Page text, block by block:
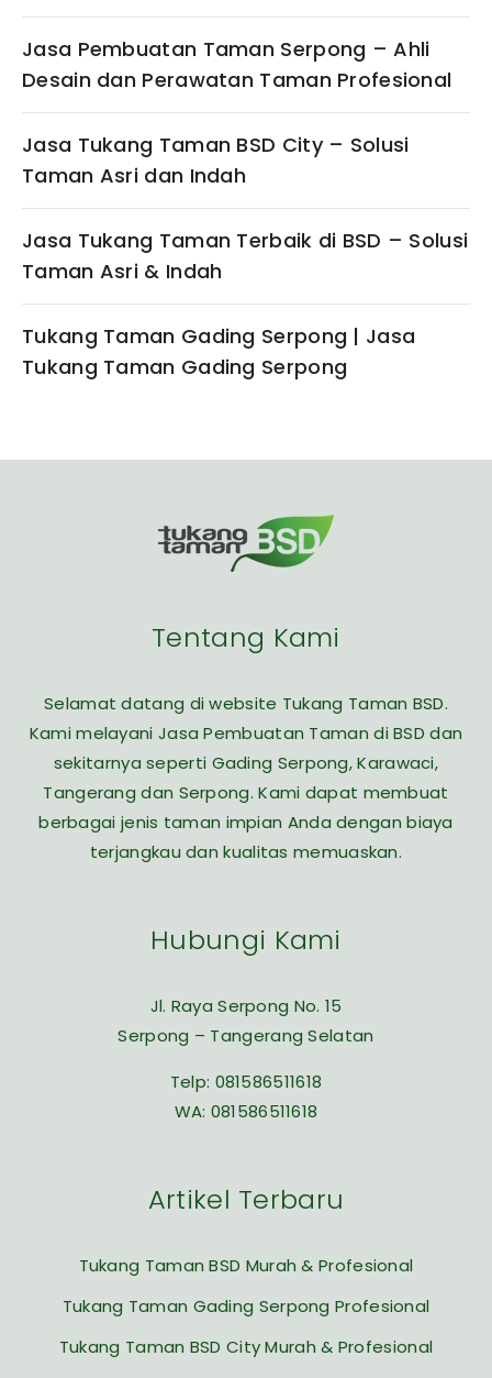
Jasa Pembuatan Taman Serpong – Ahli
Desain dan Perawatan Taman Profesional
Jasa Tukang Taman BSD City – Solusi
Taman Asri dan Indah
Jasa Tukang Taman Terbaik di BSD – Solusi
Taman Asri & Indah
Tukang Taman Gading Serpong | Jasa
Tukang Taman Gading Serpong
Tentang Kami
Selamat datang di website Tukang Taman BSD.
Kami melayani Jasa Pembuatan Taman di BSD dan
sekitarnya seperti Gading Serpong, Karawaci,
Tangerang dan Serpong. Kami dapat membuat
berbagai jenis taman impian Anda dengan biaya
terjangkau dan kualitas memuaskan.
Hubungi Kami
Jl. Raya Serpong No. 15
Serpong – Tangerang Selatan
Telp: 081586511618
WA: 081586511618
Artikel Terbaru
Tukang Taman BSD Murah & Profesional
Tukang Taman Gading Serpong Profesional
Tukang Taman BSD City Murah & Profesional